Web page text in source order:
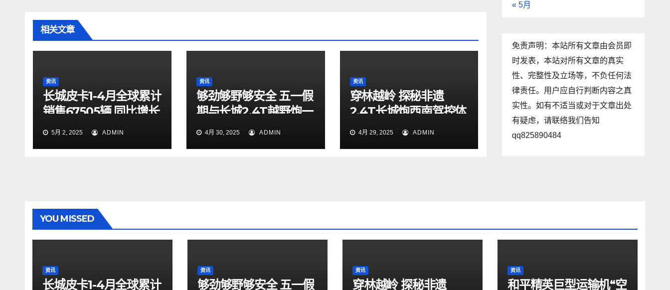
相关文章
资讯
长城皮卡1-4月全球累计
销售67505辆 同比增长
9.7% 蝉联中国皮卡销
5月 2, 2025 ADMIN
资讯
够劲够野够安全 五一假
期与长城2.4T越野炮一
起探索山海秘境
4月 30, 2025 ADMIN
资讯
穿林越岭 探秘非遗
2.4T长城炮西南驾控体
验营贵阳站燃擎启动
4月 29, 2025 ADMIN
« 5月
免责声明：本站所有文章由会员即
时发表，本站对所有文章的真实
性、完整性及立场等，不负任何法
律责任。用户应自行判断内容之真
实性。如有不适当或对于文章出处
有疑虑，请联络我们告知
qq825890484
YOU MISSED
资讯
长城皮卡1-4月全球累计
资讯
够劲够野够安全 五一假
资讯
穿林越岭 探秘非遗
资讯
和平精英巨型运输机“空